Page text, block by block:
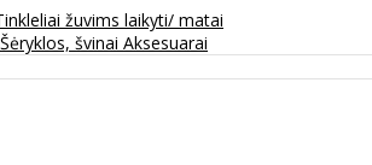
žuvims laikyti/ matai
Šėryklos, švinai Aksesuarai